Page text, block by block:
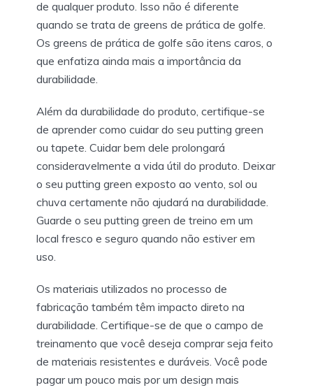
de qualquer produto. Isso não é diferente
quando se trata de greens de prática de golfe.
Os greens de prática de golfe são itens caros, o
que enfatiza ainda mais a importância da
durabilidade.
Além da durabilidade do produto, certifique-se
de aprender como cuidar do seu putting green
ou tapete. Cuidar bem dele prolongará
consideravelmente a vida útil do produto. Deixar
o seu putting green exposto ao vento, sol ou
chuva certamente não ajudará na durabilidade.
Guarde o seu putting green de treino em um
local fresco e seguro quando não estiver em
uso.
Os materiais utilizados no processo de
fabricação também têm impacto direto na
durabilidade. Certifique-se de que o campo de
treinamento que você deseja comprar seja feito
de materiais resistentes e duráveis. Você pode
pagar um pouco mais por um design mais